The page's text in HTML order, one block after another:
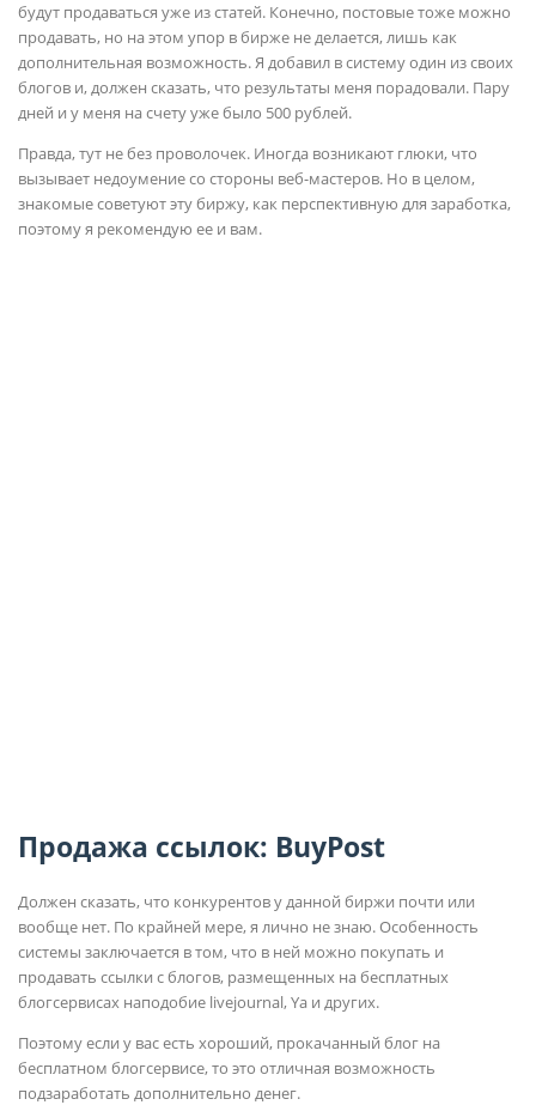
будут продаваться уже из статей. Конечно, постовые тоже можно
продавать, но на этом упор в бирже не делается, лишь как
дополнительная возможность. Я добавил в систему один из своих
блогов и, должен сказать, что результаты меня порадовали. Пару
дней и у меня на счету уже было 500 рублей.
Правда, тут не без проволочек. Иногда возникают глюки, что
вызывает недоумение со стороны веб-мастеров. Но в целом,
знакомые советуют эту биржу, как перспективную для заработка,
поэтому я рекомендую ее и вам.
Продажа ссылок: BuyPost
Должен сказать, что конкурентов у данной биржи почти или
вообще нет. По крайней мере, я лично не знаю. Особенность
системы заключается в том, что в ней можно покупать и
продавать ссылки с блогов, размещенных на бесплатных
блогсервисах наподобие livejournal, Ya и других.
Поэтому если у вас есть хороший, прокачанный блог на
бесплатном блогсервисе, то это отличная возможность
подзаработать дополнительно денег.